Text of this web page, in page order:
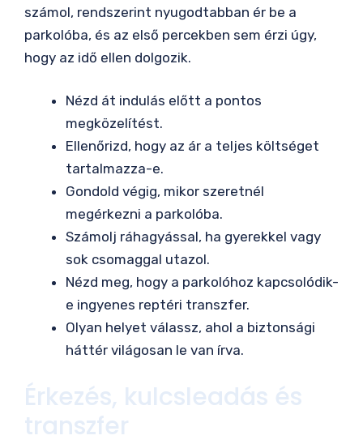
számol, rendszerint nyugodtabban ér be a
parkolóba, és az első percekben sem érzi úgy,
hogy az idő ellen dolgozik.
Nézd át indulás előtt a pontos
megközelítést.
Ellenőrizd, hogy az ár a teljes költséget
tartalmazza-e.
Gondold végig, mikor szeretnél
megérkezni a parkolóba.
Számolj ráhagyással, ha gyerekkel vagy
sok csomaggal utazol.
Nézd meg, hogy a parkolóhoz kapcsolódik-
e ingyenes reptéri transzfer.
Olyan helyet válassz, ahol a biztonsági
háttér világosan le van írva.
Érkezés, kulcsleadás és
transzfer